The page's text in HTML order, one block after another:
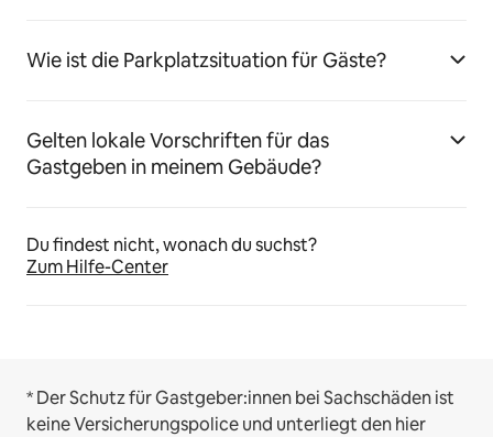
Wie ist die Parkplatzsituation für Gäste?
Gelten lokale Vorschriften für das
Gastgeben in meinem Gebäude?
Du findest nicht, wonach du suchst?
Zum Hilfe-Center
* Der Schutz für Gastgeber:innen bei Sachschäden ist
keine Versicherungspolice und unterliegt den hier